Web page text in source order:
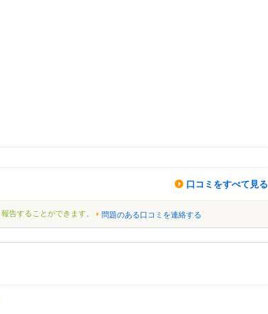
口コミをすべて見る
告することができます。 問題のある口コミを連絡する